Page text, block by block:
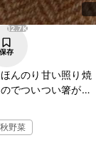
12.7K
保存
んのり甘い照り焼
でついつい箸が止
他にも色々な野菜
秋野菜